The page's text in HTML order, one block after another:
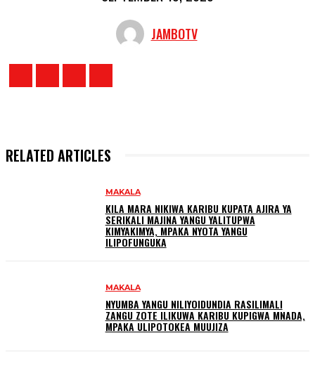
JAMBOTV
RELATED ARTICLES
MAKALA
KILA MARA NIKIWA KARIBU KUPATA AJIRA YA
SERIKALI MAJINA YANGU YALITUPWA
KIMYAKIMYA, MPAKA NYOTA YANGU
ILIPOFUNGUKA
MAKALA
NYUMBA YANGU NILIYOIDUNDIA RASILIMALI
ZANGU ZOTE ILIKUWA KARIBU KUPIGWA MNADA,
MPAKA ULIPOTOKEA MUUJIZA